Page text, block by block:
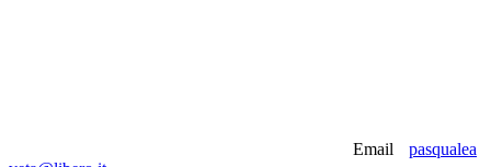
Email
pasqualea